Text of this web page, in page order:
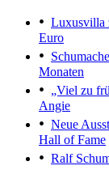
Luxusvilla
Euro
Monaten
„Viel zu
Angie
Neue
Hall of Fame
Ralf